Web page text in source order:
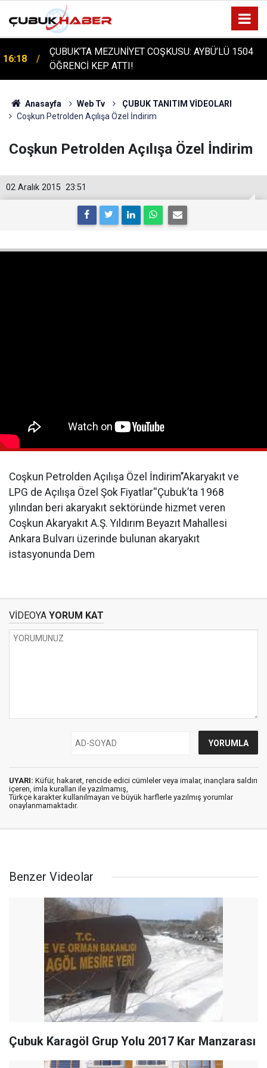
16:14
ÇUBUK'TA TARİHİ GÜN: PROTÜRK PLAZMA
FRAKSİNASYON TESİSİ'NİN TEMELİ ATILDI
Anasayfa Web Tv
ÇUBUK TANITIM VİDEOLARI
Coşkun Petrolden Açılışa Özel İndirim
Coşkun Petrolden Açılışa Özel İndirim
23:51
02 Aralık 2015
Coşkun Petrolden Açılışa Özel İndirim’’Akaryakıt ve
LPG de Açılışa Özel Şok Fiyatlar''Çubuk’ta 1968
yılından beri akaryakıt sektöründe hizmet veren
Coşkun Akaryakıt A.Ş. Yıldırım Beyazıt Mahallesi
Ankara Bulvarı üzerinde bulunan akaryakıt
istasyonunda Dem
VİDEOYA YORUM KAT
UYARI: Küfür, hakaret, rencide edici cümleler veya imalar, inançlara saldırı
içeren, imla kuralları ile yazılmamış,
Türkçe karakter kullanılmayan ve büyük harflerle yazılmış yorumlar
onaylanmamaktadır.
Benzer Videolar
Çubuk Karagöl Grup Yolu 2017 Kar Manzarası